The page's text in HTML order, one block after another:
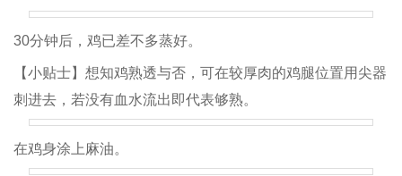
30分钟后，鸡已差不多蒸好。
【小贴士】想知鸡熟透与否，可在较厚肉的鸡腿位置用尖器
刺进去，若没有血水流出即代表够熟。
在鸡身涂上麻油。